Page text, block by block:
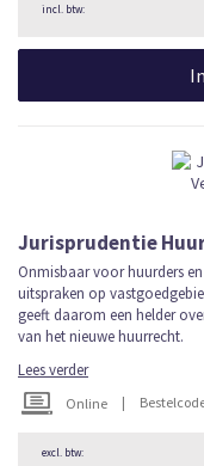
Jurisprudentie
Onmisbaar voor huurders
uitspraken op
geeft daarom een helder
van het nieuwe huurrecht.
Lees verder
Online |